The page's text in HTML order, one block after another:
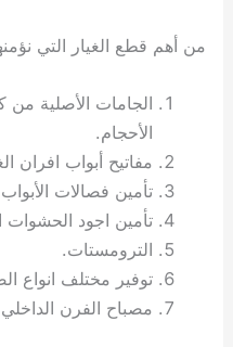
من أهم قطع الغيار التي
الجامات الأصلية من
الأحجام.
مفاتيح أبواب افران
تأمين فصالات
تأمين اجود الحشوات
الترومستات.
توفير مختلف انواع
مصباح الفرن